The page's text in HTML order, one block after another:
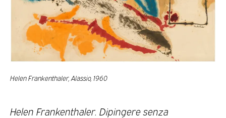
Helen Frankenthaler, Alassio, 1960
Helen Frankenthaler. Dipingere senza